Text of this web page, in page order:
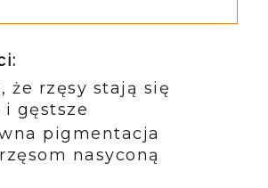
że rzęsy stają się
i gęstsze
pigmentacja
nasyconą